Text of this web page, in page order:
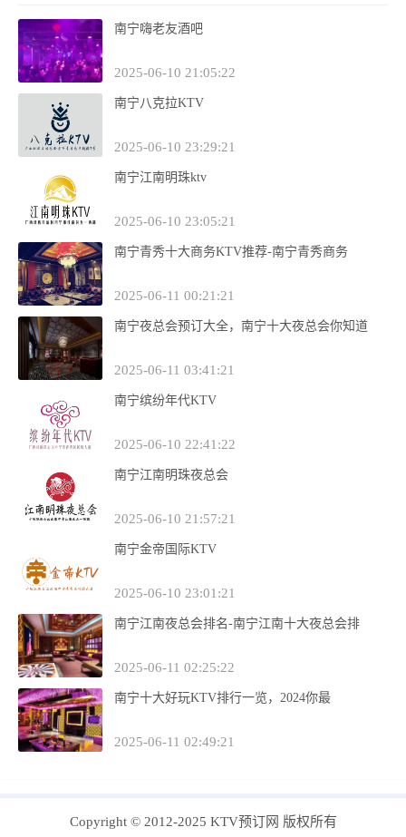
南宁嗨老友酒吧
2025-06-10 21:05:22
南宁八克拉KTV
2025-06-10 23:29:21
南宁江南明珠ktv
2025-06-10 23:05:21
南宁青秀十大商务KTV推荐-南宁青秀商务
2025-06-11 00:21:21
南宁夜总会预订大全，南宁十大夜总会你知道
2025-06-11 03:41:21
南宁缤纷年代KTV
2025-06-10 22:41:22
南宁江南明珠夜总会
2025-06-10 21:57:21
南宁金帝国际KTV
2025-06-10 23:01:21
南宁江南夜总会排名-南宁江南十大夜总会排
2025-06-11 02:25:22
南宁十大好玩KTV排行一览，2024你最
2025-06-11 02:49:21
Copyright © 2012-2025 KTV预订网 版权所有